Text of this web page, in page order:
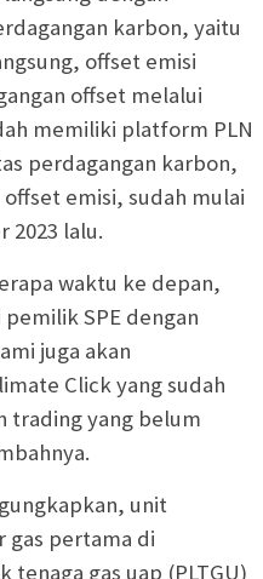
karbon, yaitu
offset emisi
offset melalui
memiliki platform PLN
perdagangan karbon,
emisi, sudah mulai
2023 lalu.
waktu ke depan,
SPE dengan
juga akan
Click yang sudah
trading yang belum
unit
gas pertama di
gas uap (PLTGU)